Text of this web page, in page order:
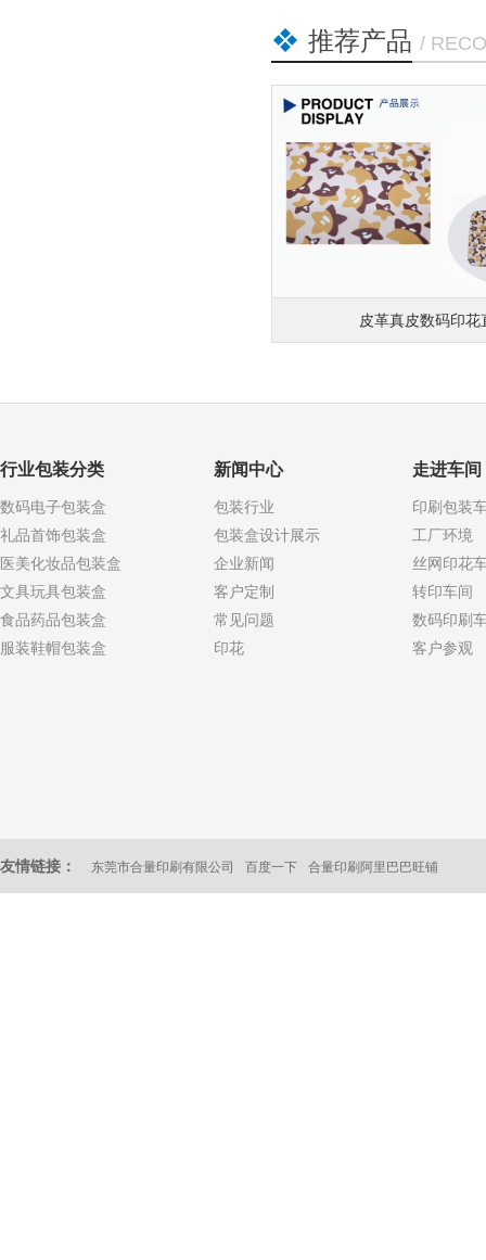
推荐产品 /
棉布纺
行业包装分类
数码电子包装盒
礼品首饰包装盒
医美化妆品包装盒
文具玩具包装盒
食品药品包装盒
服装鞋帽包装盒
新闻中心
包装行业
包装盒设计展示
企业新闻
客户定制
常见问题
印花
走进车间
印刷包装
工厂环境
丝网印花
转印车间
数码印刷
客户参观
友情链接： 东莞市合量印刷有限公司 百度一下 合量印刷阿里巴巴旺铺